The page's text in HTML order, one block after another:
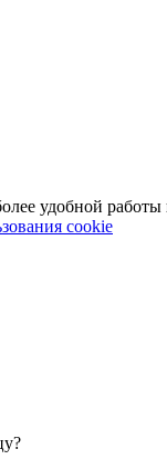
удобной
cookie